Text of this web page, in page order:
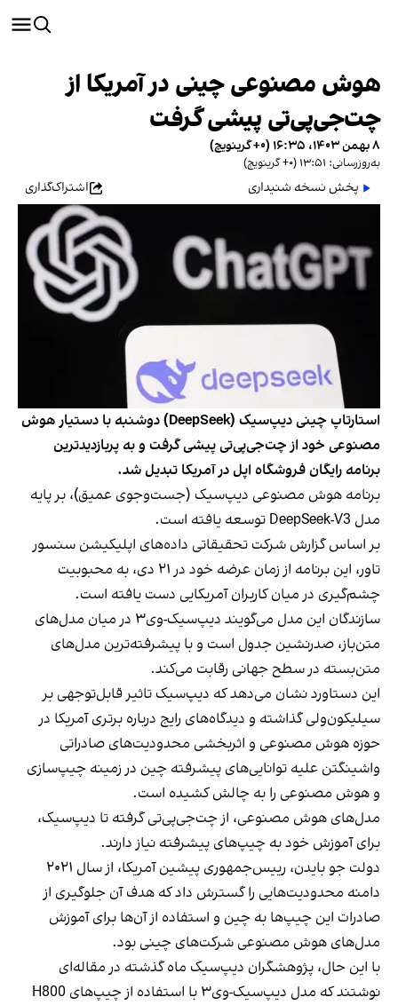
هوش مصنوعی چینی در آمریکا از
چت‌جی‌پی‌تی پیشی گرفت
۸ بهمن ۱۴۰۳، ۱۶:۳۵ (‎+۰ گرینویچ)
به‌روزرسانی: ۱۳:۵۱ (‎+۰ گرینویچ)
پخش نسخه شنیداری اشتراک‌گذاری
استارتاپ چینی دیپ‌سیک (DeepSeek) دوشنبه با دستیار هوش
مصنوعی خود از چت‌جی‌پی‌تی پیشی گرفت و به‌ پربازدیدترین
برنامه رایگان فروشگاه اپل در آمریکا تبدیل شد.
برنامه هوش مصنوعی دیپ‌سیک (جست‌وجوی عمیق)، بر پایه
مدل DeepSeek-V3 توسعه یافته است.
بر اساس گزارش شرکت تحقیقاتی داده‌های اپلیکیشن سنسور
تاور، این برنامه از زمان عرضه خود در ۲۱ دی، به محبوبیت
چشم‌گیری در میان کاربران آمریکایی دست یافته است.
سازندگان این مدل می‌گویند دیپ‌سیک-وی۳ در میان مدل‌های
متن‌باز، صدرنشین جدول است و با پیشرفته‌ترین مدل‌های
متن‌بسته در سطح جهانی رقابت می‌کند.
این دستاورد نشان می‌دهد که دیپ‌سیک تاثیر قابل‌توجهی بر
سیلیکون‌ولی گذاشته و دیدگاه‌های رایج درباره برتری آمریکا در
حوزه هوش مصنوعی و اثربخشی محدودیت‌های صادراتی
واشینگتن علیه توانایی‌های پیشرفته چین در زمینه چیپ‌سازی
و هوش مصنوعی را به چالش کشیده است.
مدل‌های هوش مصنوعی، از چت‌جی‌پی‌تیگرفته تا دیپ‌سیک،
برای آموزش خود به چیپ‌های پیشرفته نیاز دارند.
دولت جو بایدن، رییس‌جمهوری پیشین آمریکا، از سال ۲۰۲۱
دامنه محدودیت‌هایی را گسترش داد که هدف آن جلوگیری از
صادرات این چیپ‌ها به چین و استفاده از آن‌ها برای آموزش
مدل‌های هوش مصنوعی شرکت‌های چینی بود.
با این حال، پژوهشگران دیپ‌سیک ماه گذشته در مقاله‌ای
نوشتند که مدل دیپ‌سیک-وی۳ با استفاده از چیپ‌های H800